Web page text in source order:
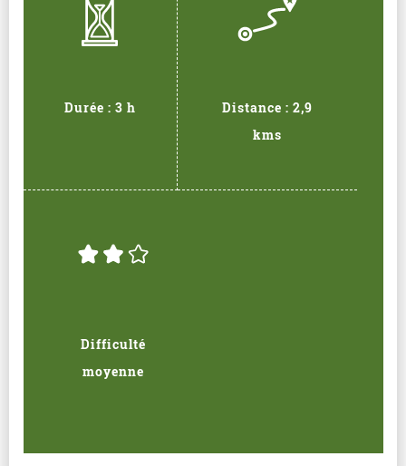
Durée : 3 h
Distance : 2,9
kms
Difficulté
moyenne